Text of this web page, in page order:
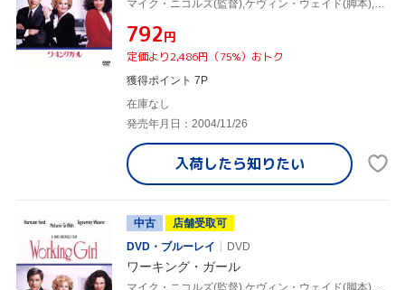
¥792円
定価より2,486円（75%）おトク
獲得ポイント 7P
在庫なし
発売年月日：2004/11/26
入荷したら知りたい
中古
店舗受取可
DVD・ブルーレイ
DVD
ワーキング・ガール